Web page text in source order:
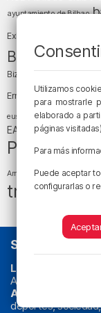
ayuntamiento de Bilbao
Exhibition Center)
Bizkaia y sus
Bizkaia
Deusto
Ernesto Valverde
euskera fiestas
EA Sports Liga Endesa
Política religión
Arriaga tiempo
tráfico en
SOBRE
La radio sin
Actualidad y
Athletic
deportes,
Utilizamos
para mostrarle
elaborado a
páginas
Para más
Puede aceptar
configurarlas o